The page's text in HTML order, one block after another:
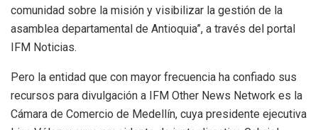
comunidad sobre la misión y visibilizar la gestión de la
asamblea departamental de Antioquia”, a través del portal
IFM Noticias.
Pero la entidad que con mayor frecuencia ha confiado sus
recursos para divulgación a IFM Other News Network es la
Cámara de Comercio de Medellín, cuya presidente ejecutiva